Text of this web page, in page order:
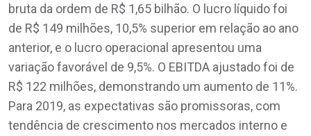
bruta da ordem de R$ 1,65 bilhão. O lucro líquido foi
de R$ 149 milhões, 10,5% superior em relação ao ano
anterior, e o lucro operacional apresentou uma
variação favorável de 9,5%. O EBITDA ajustado foi de
R$ 122 milhões, demonstrando um aumento de 11%.
Para 2019, as expectativas são promissoras, com
tendência de crescimento nos mercados interno e